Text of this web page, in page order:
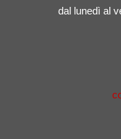
dal lunedì al